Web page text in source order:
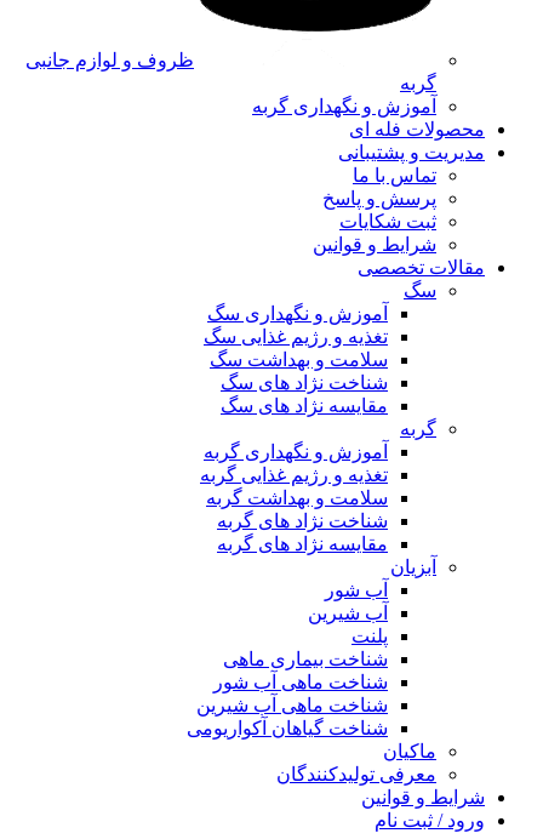
ظروف و لوازم جانبی
گربه
آموزش و نگهداری گربه
محصولات فله ای
مدیریت و پشتیبانی
تماس با ما
پرسش و پاسخ
ثبت شکایات
شرایط و قوانین
مقالات تخصصی
سگ
آموزش و نگهداری سگ
تغذیه و رژیم غذایی سگ
سلامت و بهداشت سگ
شناخت نژاد های سگ
مقایسه نژاد های سگ
گربه
آموزش و نگهداری گربه
تغذیه و رژیم غذایی گربه
سلامت و بهداشت گربه
شناخت نژاد های گربه
مقایسه نژاد های گربه
آبزیان
آب شور
آب شیرین
پلنت
شناخت بیماری ماهی
شناخت ماهی آب شور
شناخت ماهی آب شیرین
شناخت گیاهان آکواریومی
ماکیان
معرفی تولیدکنندگان
شرایط و قوانین
ورود / ثبت نام